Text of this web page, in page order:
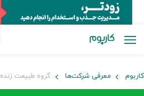
کاربوم معرفی شرکت‌ها گروه طبیعت زنده